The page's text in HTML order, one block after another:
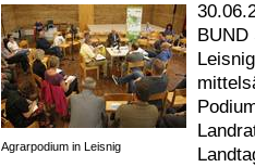
Agrarpodium in Leisnig